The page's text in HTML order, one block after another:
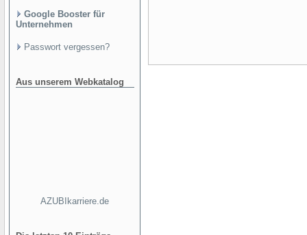
Google Booster für
Unternehmen
Passwort vergessen?
Aus unserem Webkatalog
AZUBIkarriere.de